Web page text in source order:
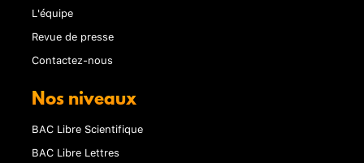
L'équipe
Revue de presse
Contactez-nous
Nos niveaux
BAC Libre Scientifique
BAC Libre Lettres